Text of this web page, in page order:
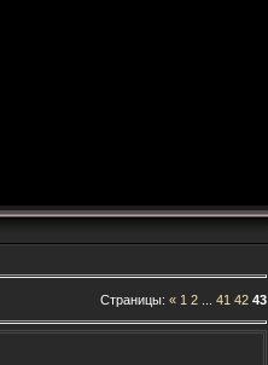
Страницы: « 1 2 41 42 43